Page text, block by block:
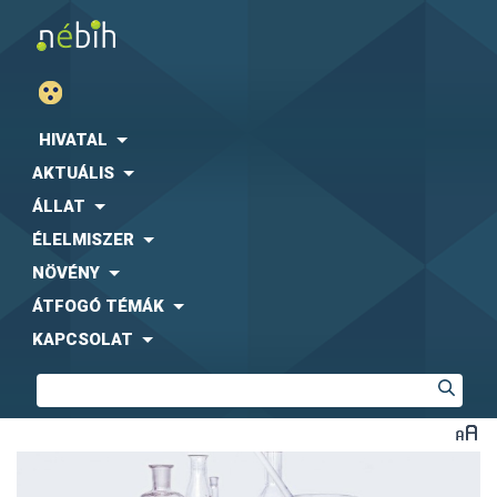
HIVATAL
AKTUÁLIS
ÁLLAT
ÉLELMISZER
NÖVÉNY
ÁTFOGÓ TÉMÁK
KAPCSOLAT